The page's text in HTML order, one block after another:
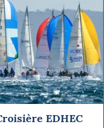
EDHEC